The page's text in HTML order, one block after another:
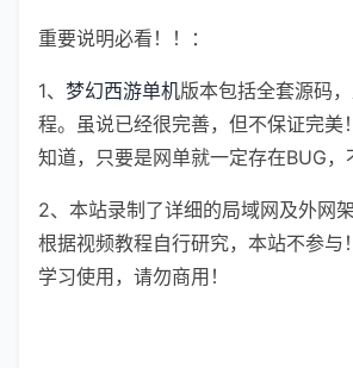
重要说明必看！！：
1、 梦幻西游单机版本包括全套源码
程。虽说已经很完善，但不保证完美
知道，只要是网单就一定存在BUG，
2、本站录制了详细的局域网及外网
根据视频教程自行研究，本站不参与
学习使用，请勿商用！